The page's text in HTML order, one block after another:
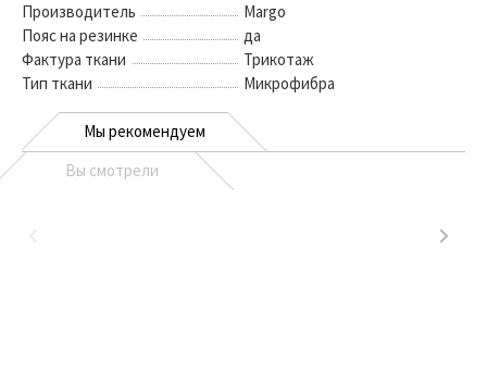
Производитель
Margo
Пояс на резинке
да
Фактура ткани
Трикотаж
Тип ткани
Микрофибра
Мы рекомендуем
Вы смотрели